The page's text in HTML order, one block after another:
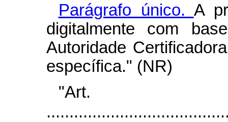
Parágrafo único. A
digitalmente com
Autoridade
específica." (NR)